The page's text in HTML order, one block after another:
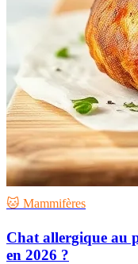
🐱 Mammifères
Chat allergique au
en 2026 ?